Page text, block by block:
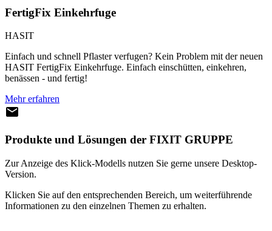
FertigFix Einkehrfuge
HASIT
Einfach und schnell Pflaster verfugen? Kein Problem mit der neuen
HASIT FertigFix Einkehrfuge. Einfach einschütten, einkehren,
benässen - und fertig!
Mehr erfahren
Produkte und Lösungen der FIXIT GRUPPE
Zur Anzeige des Klick-Modells nutzen Sie gerne unsere Desktop-
Version.
Klicken Sie auf den entsprechenden Bereich, um weiterführende
Informationen zu den einzelnen Themen zu erhalten.